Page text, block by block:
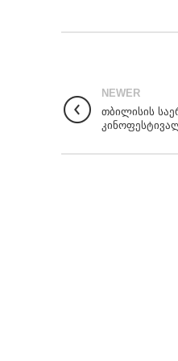
NEWER
თბილისის